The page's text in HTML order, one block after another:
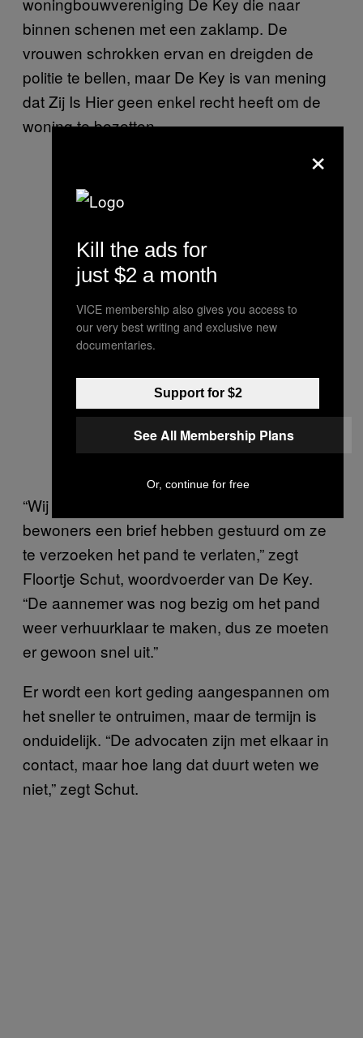
binnen schenen met een zaklamp. De
vrouwen schrokken ervan en dreigden de
politie te bellen, maar De Key is van mening
dat Zij Is Hier geen enkel recht heeft om de
woning te bezetten.
“Wij hebben aangifte hebben gedaan en de
bewoners een brief hebben gestuurd om ze
te verzoeken het pand te verlaten,” zegt
Floortje Schut, woordvoerder van De Key.
“De aannemer was nog bezig om het pand
weer verhuurklaar te maken, dus ze moeten
er gewoon snel uit.”
Er wordt een kort geding aangespannen om
het sneller te ontruimen, maar de termijn is
onduidelijk. “De advocaten zijn met elkaar in
contact, maar hoe lang dat duurt weten we
niet,” zegt Schut.
×
Kill the ads for
just $2 a month
VICE membership also gives you access to
our very best writing and exclusive new
documentaries.
Support for $2
See All Membership Plans
Or, continue for free